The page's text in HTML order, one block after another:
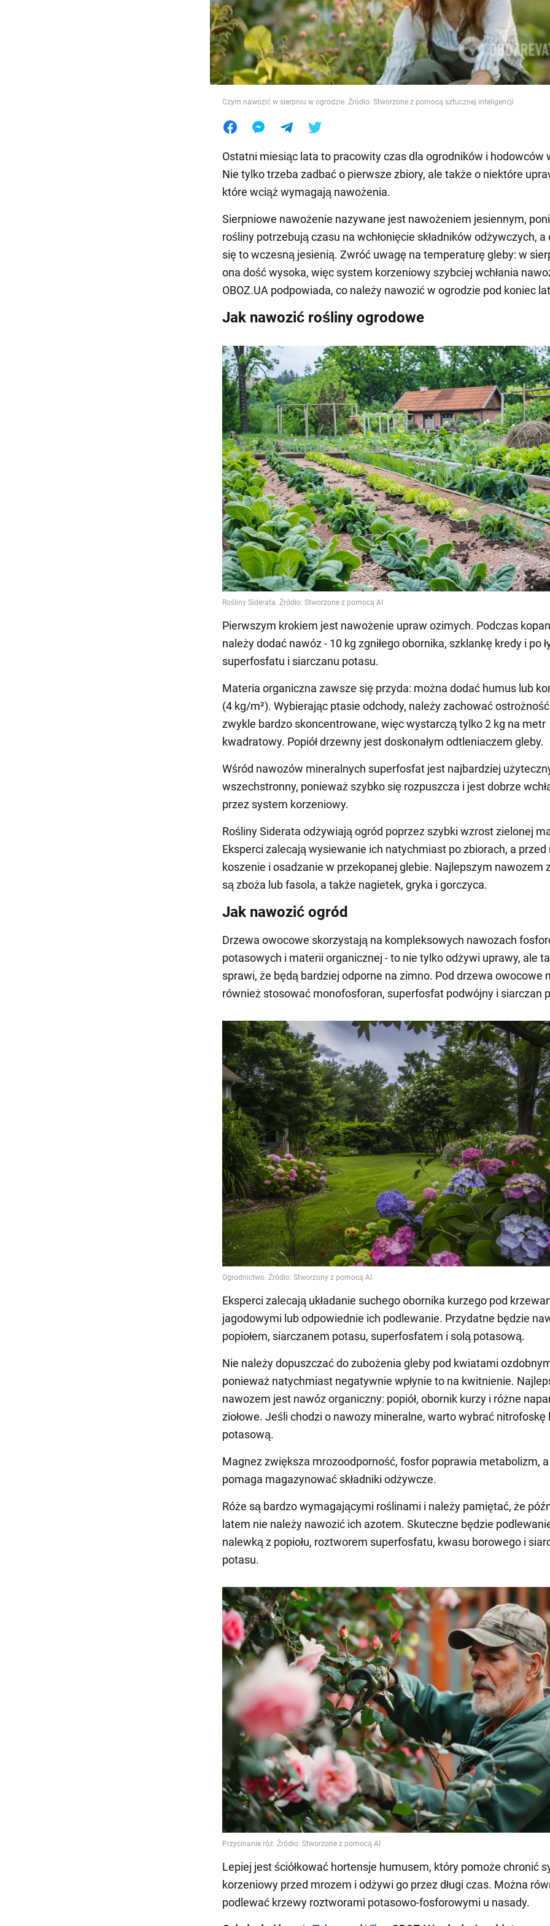
Jedzenie
Czym nawozić w sierpniu w ogrodzie. Źródło: Stworzone z pomocą sztucznej inteligencji
Ostatni miesiąc lata to pracowity czas dla ogrodników i hodowców
Nie tylko trzeba zadbać o pierwsze zbiory, ale także o niektóre
które wciąż wymagają nawożenia.
Sierpniowe nawożenie nazywane jest nawożeniem jesiennym,
rośliny potrzebują czasu na wchłonięcie składników odżywczych, a
się to wczesną jesienią. Zwróć uwagę na temperaturę gleby: w
ona dość wysoka, więc system korzeniowy szybciej wchłania
OBOZ.UA podpowiada, co należy nawozić w ogrodzie pod koniec
Jak nawozić rośliny ogrodowe
Pierwszym krokiem jest nawożenie upraw ozimych. Podczas
należy dodać nawóz - 10 kg zgniłego obornika, szklankę kredy i po
superfosfatu i siarczanu potasu.
Materia organiczna zawsze się przyda: można dodać humus lub
(4 kg/m²). Wybierając ptasie odchody, należy zachować
zwykle bardzo skoncentrowane, więc wystarczą tylko 2 kg na metr
kwadratowy. Popiół drzewny jest doskonałym odtleniaczem gleby.
Wśród nawozów mineralnych superfosfat jest najbardziej
wszechstronny, ponieważ szybko się rozpuszcza i jest dobrze
przez system korzeniowy.
Rośliny Siderata odżywiają ogród poprzez szybki wzrost zielonej
Eksperci zalecają wysiewanie ich natychmiast po zbiorach, a
koszenie i osadzanie w przekopanej glebie. Najlepszym nawozem
są zboża lub fasola, a także nagietek, gryka i gorczyca.
Jak nawozić ogród
Drzewa owocowe skorzystają na kompleksowych nawozach
potasowych i materii organicznej - to nie tylko odżywi uprawy, ale
sprawi, że będą bardziej odporne na zimno. Pod drzewa owocowe
również stosować monofosforan, superfosfat podwójny i siarczan
Eksperci zalecają układanie suchego obornika kurzego pod
jagodowymi lub odpowiednie ich podlewanie. Przydatne będzie
popiołem, siarczanem potasu, superfosfatem i solą potasową.
Nie należy dopuszczać do zubożenia gleby pod kwiatami
ponieważ natychmiast negatywnie wpłynie to na kwitnienie.
nawozem jest nawóz organiczny: popiół, obornik kurzy i różne
ziołowe. Jeśli chodzi o nawozy mineralne, warto wybrać nitrofoskę
potasową.
Magnez zwiększa mrozoodporność, fosfor poprawia metabolizm,
pomaga magazynować składniki odżywcze.
Róże są bardzo wymagającymi roślinami i należy pamiętać, że
latem nie należy nawozić ich azotem. Skuteczne będzie
nalewką z popiołu, roztworem superfosfatu, kwasu borowego i
potasu.
Lepiej jest ściółkować hortensje humusem, który pomoże chronić
korzeniowy przed mrozem i odżywi go przez długi czas. Można
podlewać krzewy roztworami potasowo-fosforowymi u nasady.